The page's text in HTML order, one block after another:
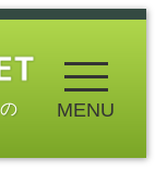
MENU